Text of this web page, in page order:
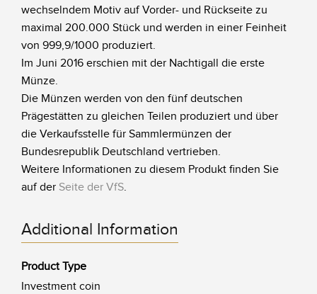
wechselndem Motiv auf Vorder- und Rückseite zu
maximal 200.000 Stück und werden in einer Feinheit
von 999,9/1000 produziert.
Im Juni 2016 erschien mit der Nachtigall die erste
Münze.
Die Münzen werden von den fünf deutschen
Prägestätten zu gleichen Teilen produziert und über
die Verkaufsstelle für Sammlermünzen der
Bundesrepublik Deutschland vertrieben.
Weitere Informationen zu diesem Produkt finden Sie
auf der Seite der VfS.
Additional Information
Product Type
Investment coin